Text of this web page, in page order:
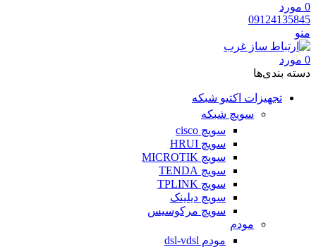
0 مورد
09124135845
منو
0 مورد
دسته‌ بندی‌ها
تجهیزات اکتیو شبکه
سویچ شبکه
سویچ cisco
سویچ HRUI
سویچ MICROTIK
سویچ TENDA
سویچ TPLINK
سویچ دیلینک
سویچ مرکوسیس
مودم
مودم dsl-vdsl